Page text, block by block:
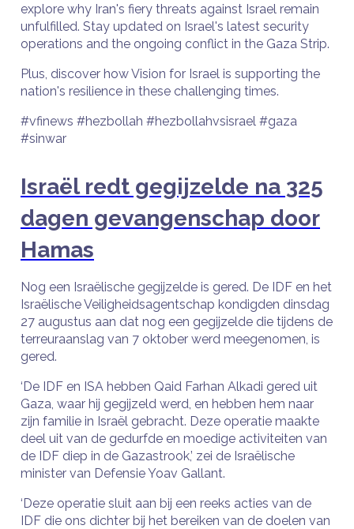
explore why Iran's fiery threats against Israel remain
unfulfilled. Stay updated on Israel's latest security
operations and the ongoing conflict in the Gaza Strip.
Plus, discover how Vision for Israel is supporting the
nation's resilience in these challenging times.
#vfinews #hezbollah #hezbollahvsisrael #gaza
#sinwar
Israël redt gegijzelde na 325
dagen gevangenschap door
Hamas
Nog een Israëlische gegijzelde is gered. De IDF en het
Israëlische Veiligheidsagentschap kondigden dinsdag
27 augustus aan dat nog een gegijzelde die tijdens de
terreuraanslag van 7 oktober werd meegenomen, is
gered.
‘De IDF en ISA hebben Qaid Farhan Alkadi gered uit
Gaza, waar hij gegijzeld werd, en hebben hem naar
zijn familie in Israël gebracht. Deze operatie maakte
deel uit van de gedurfde en moedige activiteiten van
de IDF diep in de Gazastrook,’ zei de Israëlische
minister van Defensie Yoav Gallant.
‘Deze operatie sluit aan bij een reeks acties van de
IDF die ons dichter bij het bereiken van de doelen van